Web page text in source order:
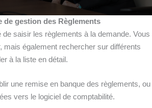
de gestion des Règlements
saisir les règlements à la demande. Vous
mais également rechercher sur différents
à la liste en détail.
une remise en banque des règlements, ou
vers le logiciel de comptabilité.